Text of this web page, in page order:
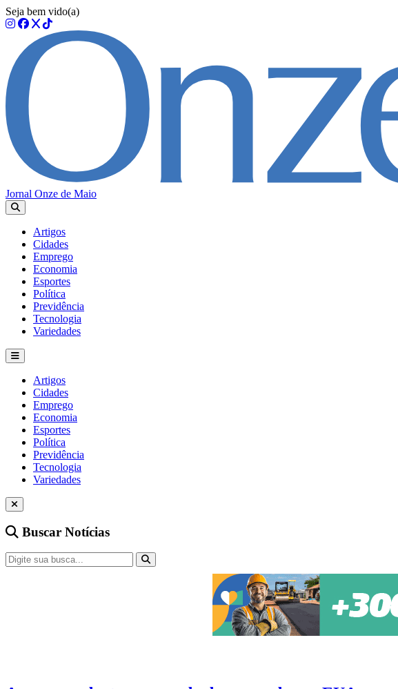
Seja bem vido(a)
Jornal Onze de Maio
Artigos
Cidades
Emprego
Economia
Esportes
Política
Previdência
Tecnologia
Variedades
Artigos
Cidades
Emprego
Economia
Esportes
Política
Previdência
Tecnologia
Variedades
Buscar Notícias